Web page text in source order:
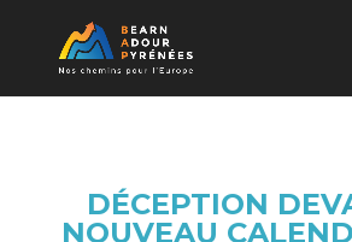
DÉCEPTION
NOUVEAU